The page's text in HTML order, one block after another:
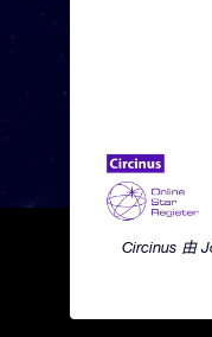
Circinus 由